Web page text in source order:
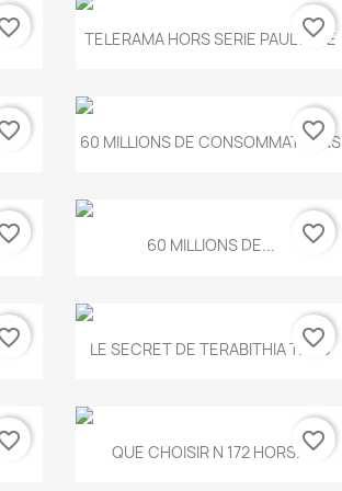
Aperçu rapide
TELERAMA HORS SERIE PAUL KLEE
favorite_border
Aperçu rapide
60 MILLIONS DE CONSOMMATEURS
favorite_border
Aperçu rapide
60 MILLIONS DE... favorite_border
Aperçu rapide
LE SECRET DE TERABITHIA T.560
favorite_border
Aperçu rapide
QUE CHOISIR N 172 HORS...favorite_border